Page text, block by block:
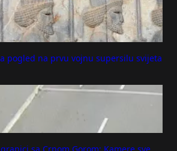
pogled na prvu vojnu supersilu svijeta
sa Crnom Gorom: Kamere sve